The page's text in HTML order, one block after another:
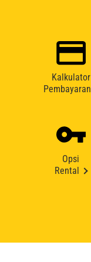
Kalkulator
Pembayaran
Opsi
Rental